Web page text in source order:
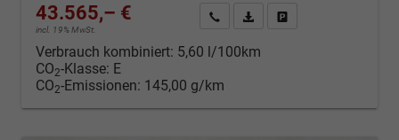
43.565,– €
incl. 19% MwSt.
Kontakt & Angebot anfordern
PDF-Datei, Fahrzeugexposé
Verbrauch kombiniert: 5,60 l/100km
CO2-Klasse: E
CO2-Emissionen: 145,00 g/km